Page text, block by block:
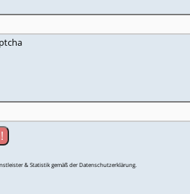
& Statistik gemäß der Datenschutzerklärung.